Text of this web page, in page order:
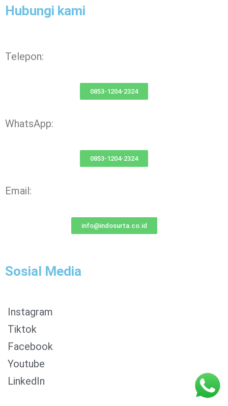
Hubungi kami
Telepon:
0853-1204-2324
WhatsApp:
0853-1204-2324
Email:
info@indosurta.co.id
Sosial Media
Instagram
Tiktok
Facebook
Youtube
LinkedIn